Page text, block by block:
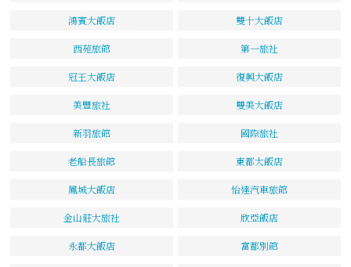
鴻賓大飯店 雙十大飯店
西苑旅館 第一旅社
冠王大飯店 復興大飯店
美豐旅社 雙美大飯店
新羽旅館 國際旅社
老船長旅館 東都大飯店
鳳城大飯店 怡達汽車旅館
金山莊大旅社 欣亞飯店
永都大飯店 富都別館